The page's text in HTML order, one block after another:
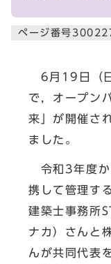
ページ番号
6月19日（日
で，オープン
来」が開催さ
ました。
令和3年度か
携して管理す
建築士事務
ナカ）さんと
んが共同代表